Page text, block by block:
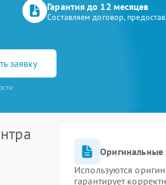
Гарантия до 12 месяцев
Составляем договор,
заявку
Оригинальные
Используются
гарантирует